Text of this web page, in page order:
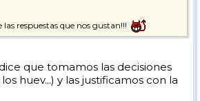
las respuestas que nos gustan!!!
que tomamos las decisiones
huev...) y las justificamos con la